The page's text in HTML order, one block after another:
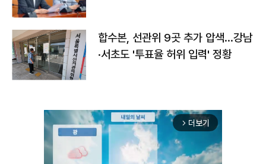
합수본, 선관위 9곳 추가 압색…강남
·서초도 '투표율 허위 입력' 정황
arrow_forward_ios 더보기